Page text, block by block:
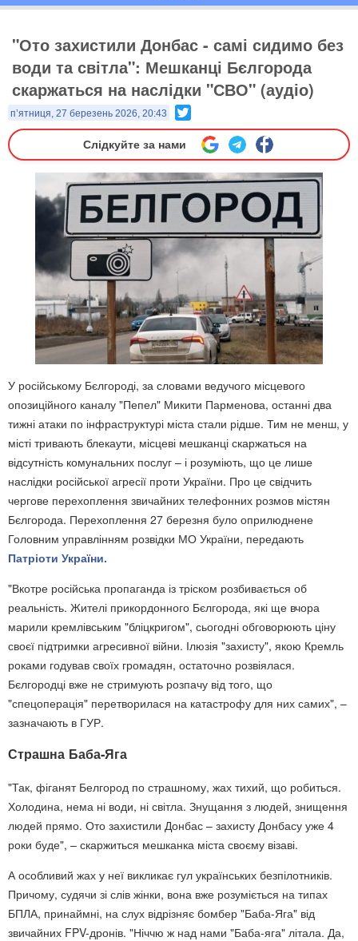
"Ото захистили Донбас - самі сидимо без
води та світла": Мешканці Бєлгорода
скаржаться на наслідки "СВО" (аудіо)
п’ятниця, 27 березень 2026, 20:43
Слідкуйте за нами
У російському Бєлгороді, за словами ведучого місцевого
опозиційного каналу "Пепел" Микити Парменова, останні два
тижні атаки по інфраструктурі міста стали рідше. Тим не менш, у
місті тривають блекаути, місцеві мешканці скаржаться на
відсутність комунальних послуг – і розуміють, що це лише
наслідки російської агресії проти України. Про це свідчить
чергове перехоплення звичайних телефонних розмов містян
Бєлгорода. Перехоплення 27 березня було оприлюднене
Головним управлінням розвідки МО України, передають
Патріоти України.
"Вкотре російська пропаганда із тріском розбивається об
реальність. Жителі прикордонного Бєлгорода, які ще вчора
марили кремлівським "бліцкригом", сьогодні обговорюють ціну
своєї підтримки агресивної війни. Ілюзія "захисту", якою Кремль
роками годував своїх громадян, остаточно розвіялася.
Бєлгородці вже не стримують розпачу від того, що
"спецоперація" перетворилася на катастрофу для них самих", –
зазначають в ГУР.
Страшна Баба-Яга
"Так, фіганят Белгород по страшному, жах тихий, що робиться.
Холодина, нема ні води, ні світла. Знущання з людей, знищення
людей прямо. Ото захистили Донбас – захисту Донбасу уже 4
роки буде", – скаржиться мешканка міста своєму візаві.
А особливий жах у неї викликає гул українських безпілотників.
Причому, судячи зі слів жінки, вона вже розуміється на типах
БПЛА, принаймні, на слух відрізняє бомбер "Баба-Яга" від
звичайних FPV-дронів. "Ніччю ж над нами "Баба-яга" літала. Да,